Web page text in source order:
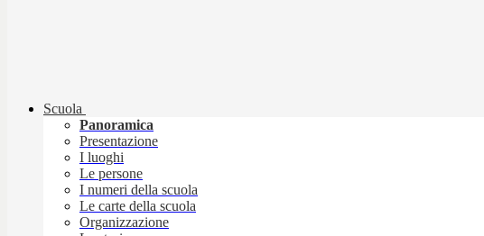
Scuola
Panoramica
Presentazione
I luoghi
Le persone
I numeri della scuola
Le carte della scuola
Organizzazione